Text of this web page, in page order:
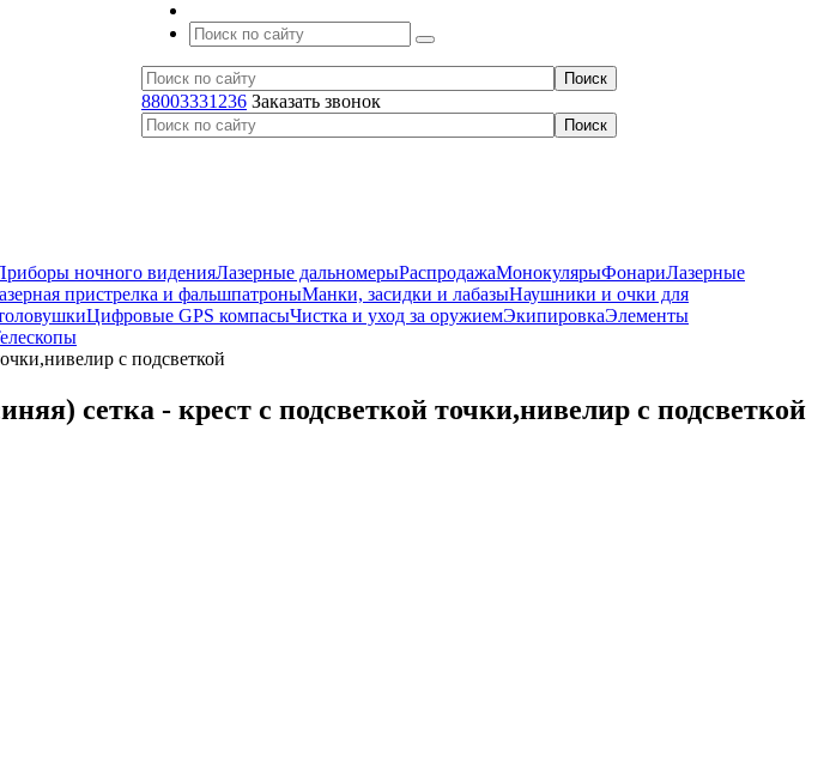
88003331236 Заказать звонок
ночного виденияЛазерные дальномерыРаспродажаМонокулярыФонариЛазерные
пристрелка и фальшпатроныМанки, засидки и лабазыНаушники и очки для
Цифровые GPS компасыЧистка и уход за оружиемЭкипировкаЭлементы
с подсветкой
сетка - крест с подсветкой точки,нивелир с подсветкой